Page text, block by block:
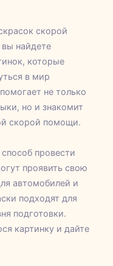
скорой
найдете
которые
в мир
не только
но и знакомит
скорой помощи.
провести
проявить свою
автомобилей и
подходят для
подготовки.
картинку и дайте